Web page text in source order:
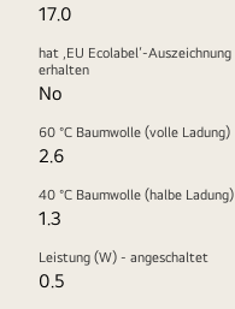
17.0
hat ‚EU Ecolabel‘-Auszeichnung
erhalten
No
60 °C Baumwolle (volle Ladung)
2.6
40 °C Baumwolle (halbe Ladung)
1.3
Leistung (W) - angeschaltet
0.5